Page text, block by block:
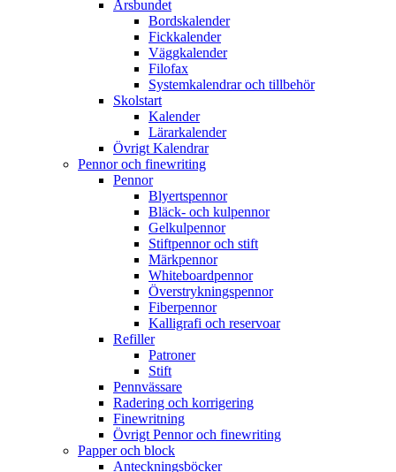
Årsbundet
Bordskalender
Fickkalender
Väggkalender
Filofax
Systemkalendrar och tillbehör
Skolstart
Kalender
Lärarkalender
Övrigt Kalendrar
Pennor och finewriting
Pennor
Blyertspennor
Bläck- och kulpennor
Gelkulpennor
Stiftpennor och stift
Märkpennor
Whiteboardpennor
Överstrykningspennor
Fiberpennor
Kalligrafi och reservoar
Refiller
Patroner
Stift
Pennvässare
Radering och korrigering
Finewritning
Övrigt Pennor och finewriting
Papper och block
Anteckningsböcker